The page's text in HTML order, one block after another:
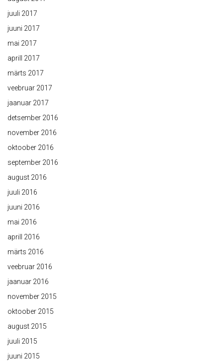
juuli 2017
juuni 2017
mai 2017
aprill 2017
märts 2017
veebruar 2017
jaanuar 2017
detsember 2016
november 2016
oktoober 2016
september 2016
august 2016
juuli 2016
juuni 2016
mai 2016
aprill 2016
märts 2016
veebruar 2016
jaanuar 2016
november 2015
oktoober 2015
august 2015
juuli 2015
juuni 2015